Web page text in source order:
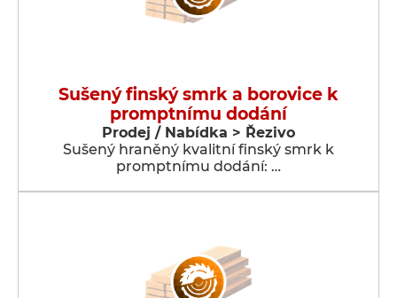
Sušený finský smrk a borovice k
promptnímu dodání
Prodej / Nabídka > Řezivo
Sušený hraněný kvalitní finský smrk k
promptnímu dodání: …